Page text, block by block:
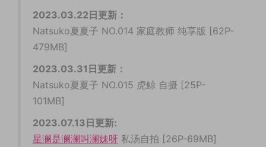
2023.03.22日更新：
Natsuko夏夏子 NO.014 家庭教师 纯享版 [62P-
479MB]
2023.03.31日更新：
Natsuko夏夏子 NO.015 虎鲸 自摄 [25P-
101MB]
2023.07.13日更新:
星澜是澜澜叫澜妹呀 私汤自拍 [26P-69MB]